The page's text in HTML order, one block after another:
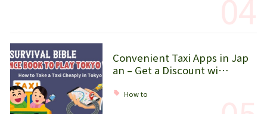
Convenient Taxi Apps in Jap
an – Get a Discount wi…
How to